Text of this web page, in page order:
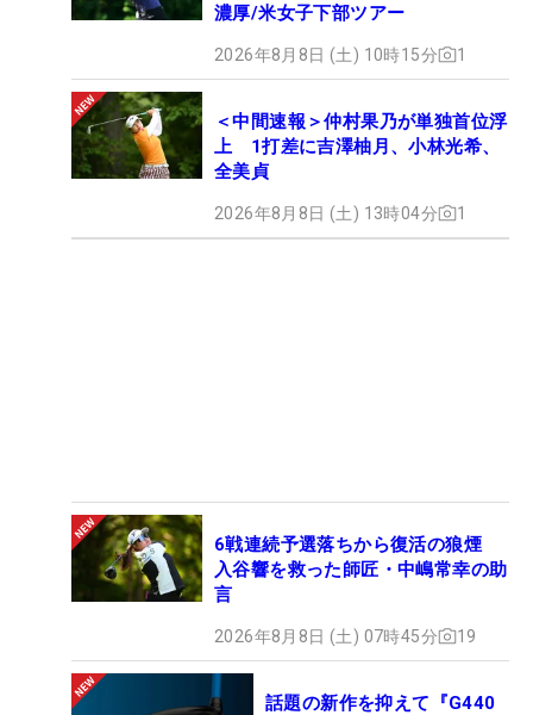
濃厚/米女子下部ツアー
2026年8月8日 (土) 10時15分 1
＜中間速報＞仲村果乃が単独首位浮
上 1打差に吉澤柚月、小林光希、
全美貞
2026年8月8日 (土) 13時04分 1
6戦連続予選落ちから復活の狼煙
入谷響を救った師匠・中嶋常幸の助
言
2026年8月8日 (土) 07時45分 19
話題の新作を抑えて『G440